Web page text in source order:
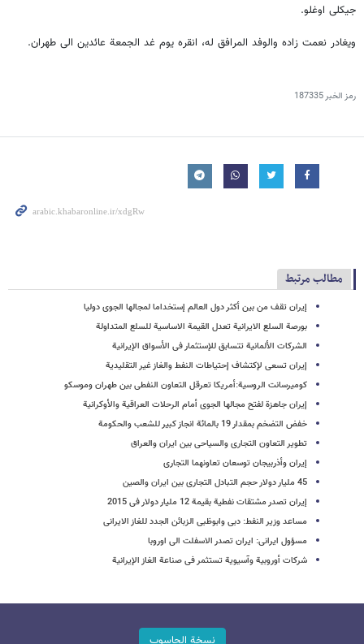
جیکلی اوغلو.
ویغادر نعمت زاده والوفد المرافق له، انقره یوم غد الجمعة عائدین الی طهران.
رمز الخبر187335
مطالب مرتبط
إیران تقف من بین أکثر دول العالم إستخداما لمجالها الجوی دولیا
بورصة السلع الایرانیة تعدل القیمة الاساسیة للسلع المتداولة
الشرکات الألمانیة تتسابق للإستثمار فی الأسواق الإیرانیة
إیران تسعی لإکتشاف إحتیاطات النفط والغاز غیر التقلیدیة
کومیرسانت الروسیة:أمریکا تعرقل التعاون النفطی بین طهران وموسکو
إیران جاهزة لفتح مجالها الجوی أمام الرحلات العراقیة والأوکرانیة
خفض التضخم بمقدار 19 بالمائة انجاز کبیر للشعب والحکومة
تطویر التعاون التجاری والسیاحی بین ایران والعراق
إیران وأذربیجان توسعان تعاونهما التجاری
45 ملیار دولار حجم التبادل التجاری بین ایران والصین
إیران تصدر مشتقات نفطیة بقیمة 12 ملیار دولار فی 2015
مساعد وزیر النفط: دبی وابوظبی الزبائن الجدد للغاز الایرانی
مسؤول ایرانی: ایران تصدر الاسفلت الی اوروبا
شرکات أوروبیة وآسیویة تستثمر فی صناعة الغاز الإیرانیة